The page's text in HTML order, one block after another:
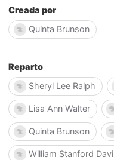
Creada por
Quinta Brunson
Reparto
Sheryl Lee Ralph
Lisa Ann Walter
Quinta Brunson
William Stanford